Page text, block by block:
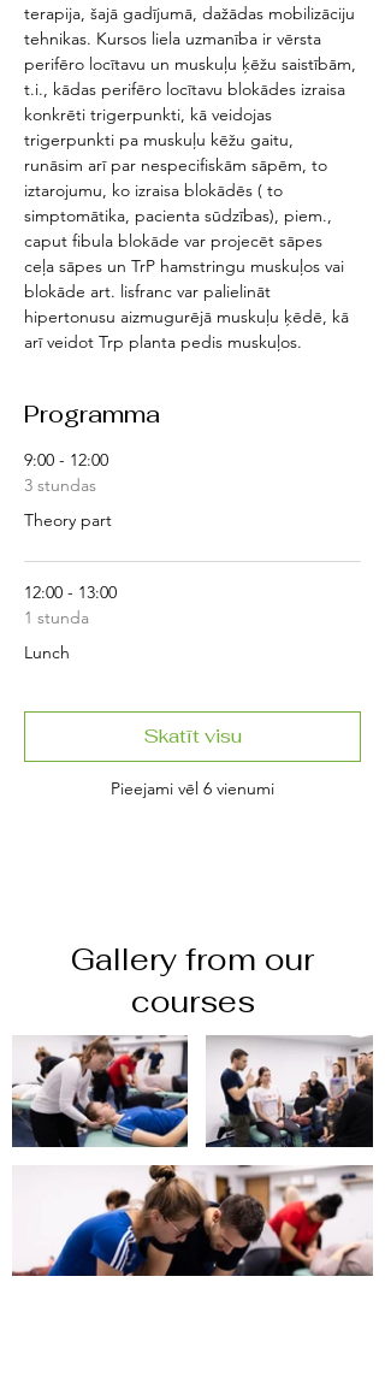
terapija, šajā gadījumā, dažādas mobilizāciju
tehnikas. Kursos liela uzmanība ir vērsta
perifēro locītavu un muskuļu ķēžu saistībām,
t.i., kādas perifēro locītavu blokādes izraisa
konkrēti trigerpunkti, kā veidojas
trigerpunkti pa muskuļu kēžu gaitu,
runāsim arī par nespecifiskām sāpēm, to
iztarojumu, ko izraisa blokādēs ( to
simptomātika, pacienta sūdzības), piem.,
caput fibula blokāde var projecēt sāpes
ceļa sāpes un TrP hamstringu muskuļos vai
blokāde art. lisfranc var palielināt
hipertonusu aizmugurējā muskuļu ķēdē, kā
arī veidot Trp planta pedis muskuļos.
Programma
9:00 - 12:00
3 stundas
Theory part
12:00 - 13:00
1 stunda
Lunch
Pieejami vēl 6 vienumi
Skatīt visu
Gallery from our
courses